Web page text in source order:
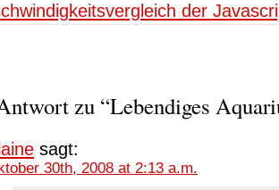
der
zu “Lebendiges
sagt:
30th, 2008 at 2:13 a.m.